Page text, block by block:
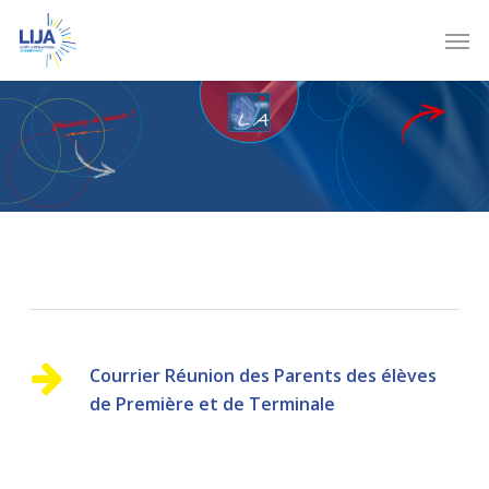
main
content
Courrier Réunion des Parents des élèves
de Première et de Terminale